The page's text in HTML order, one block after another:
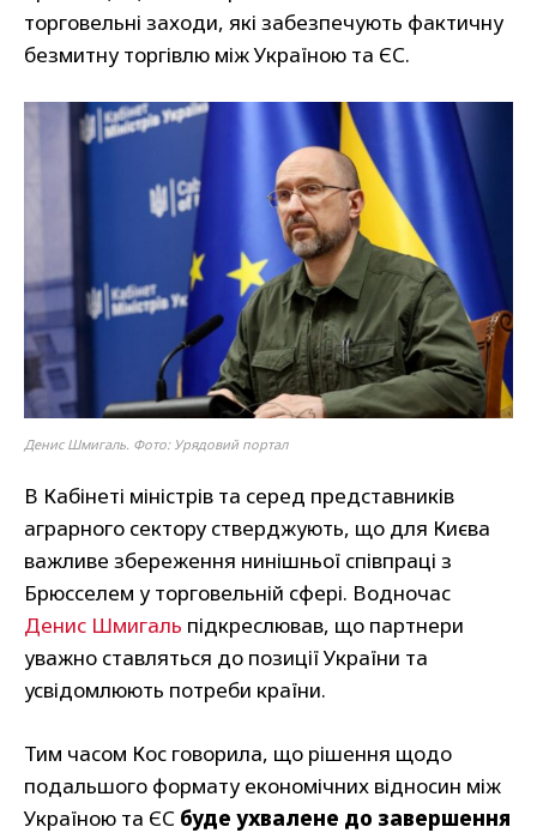
торговельні заходи, які забезпечують фактичну
безмитну торгівлю між Україною та ЄС.
Денис Шмигаль. Фото: Урядовий портал
В Кабінеті міністрів та серед представників
аграрного сектору стверджують, що для Києва
важливе збереження нинішньої співпраці з
Брюсселем у торговельній сфері. Водночас
Денис Шмигаль підкреслював, що партнери
уважно ставляться до позиції України та
усвідомлюють потреби країни.
Тим часом Кос говорила, що рішення щодо
подальшого формату економічних відносин між
Україною та ЄС буде ухвалене до завершення